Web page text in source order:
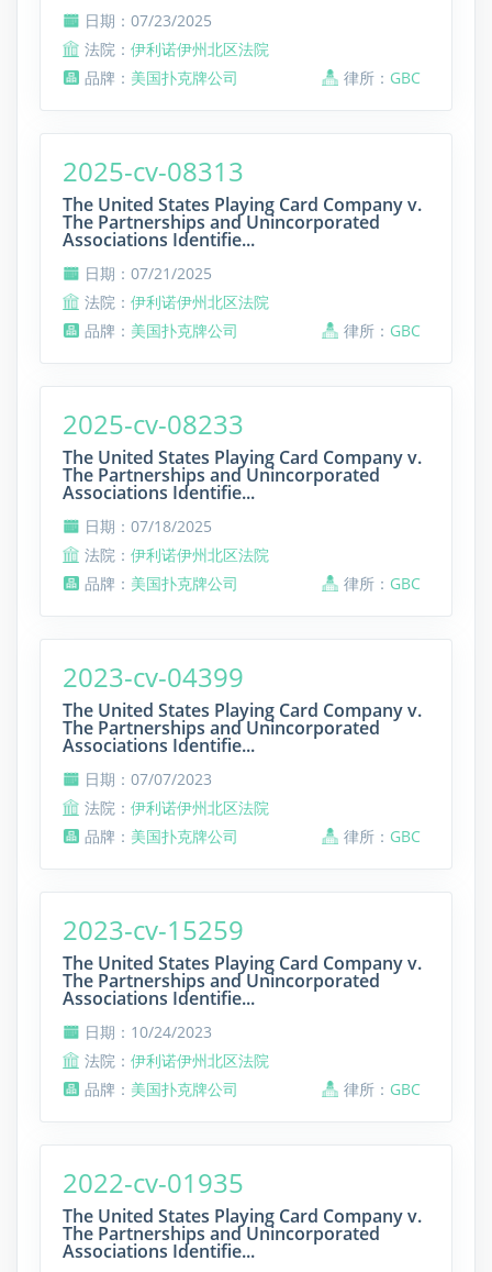
日期：07/23/2025
法院： 伊利诺伊州北区法院
品牌： 美国扑克牌公司 律所： GBC
2025-cv-08313
The United States Playing Card Company v.
The Partnerships and Unincorporated
Associations Identifie...
日期：07/21/2025
法院： 伊利诺伊州北区法院
品牌： 美国扑克牌公司 律所： GBC
2025-cv-08233
The United States Playing Card Company v.
The Partnerships and Unincorporated
Associations Identifie...
日期：07/18/2025
法院： 伊利诺伊州北区法院
品牌： 美国扑克牌公司 律所： GBC
2023-cv-04399
The United States Playing Card Company v.
The Partnerships and Unincorporated
Associations Identifie...
日期：07/07/2023
法院： 伊利诺伊州北区法院
品牌： 美国扑克牌公司 律所： GBC
2023-cv-15259
The United States Playing Card Company v.
The Partnerships and Unincorporated
Associations Identifie...
日期：10/24/2023
法院： 伊利诺伊州北区法院
品牌： 美国扑克牌公司 律所： GBC
2022-cv-01935
The United States Playing Card Company v.
The Partnerships and Unincorporated
Associations Identifie...